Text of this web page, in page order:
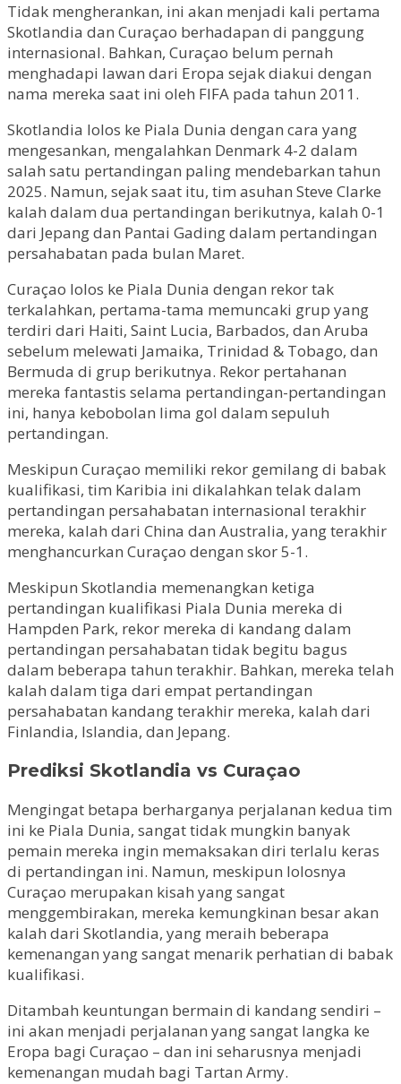
Tidak mengherankan, ini akan menjadi kali pertama
Skotlandia dan Curaçao berhadapan di panggung
internasional. Bahkan, Curaçao belum pernah
menghadapi lawan dari Eropa sejak diakui dengan
nama mereka saat ini oleh FIFA pada tahun 2011.
Skotlandia lolos ke Piala Dunia dengan cara yang
mengesankan, mengalahkan Denmark 4-2 dalam
salah satu pertandingan paling mendebarkan tahun
2025. Namun, sejak saat itu, tim asuhan Steve Clarke
kalah dalam dua pertandingan berikutnya, kalah 0-1
dari Jepang dan Pantai Gading dalam pertandingan
persahabatan pada bulan Maret.
Curaçao lolos ke Piala Dunia dengan rekor tak
terkalahkan, pertama-tama memuncaki grup yang
terdiri dari Haiti, Saint Lucia, Barbados, dan Aruba
sebelum melewati Jamaika, Trinidad & Tobago, dan
Bermuda di grup berikutnya. Rekor pertahanan
mereka fantastis selama pertandingan-pertandingan
ini, hanya kebobolan lima gol dalam sepuluh
pertandingan.
Meskipun Curaçao memiliki rekor gemilang di babak
kualifikasi, tim Karibia ini dikalahkan telak dalam
pertandingan persahabatan internasional terakhir
mereka, kalah dari China dan Australia, yang terakhir
menghancurkan Curaçao dengan skor 5-1.
Meskipun Skotlandia memenangkan ketiga
pertandingan kualifikasi Piala Dunia mereka di
Hampden Park, rekor mereka di kandang dalam
pertandingan persahabatan tidak begitu bagus
dalam beberapa tahun terakhir. Bahkan, mereka telah
kalah dalam tiga dari empat pertandingan
persahabatan kandang terakhir mereka, kalah dari
Finlandia, Islandia, dan Jepang.
Prediksi Skotlandia vs Curaçao
Mengingat betapa berharganya perjalanan kedua tim
ini ke Piala Dunia, sangat tidak mungkin banyak
pemain mereka ingin memaksakan diri terlalu keras
di pertandingan ini. Namun, meskipun lolosnya
Curaçao merupakan kisah yang sangat
menggembirakan, mereka kemungkinan besar akan
kalah dari Skotlandia, yang meraih beberapa
kemenangan yang sangat menarik perhatian di babak
kualifikasi.
Ditambah keuntungan bermain di kandang sendiri –
ini akan menjadi perjalanan yang sangat langka ke
Eropa bagi Curaçao – dan ini seharusnya menjadi
kemenangan mudah bagi Tartan Army.